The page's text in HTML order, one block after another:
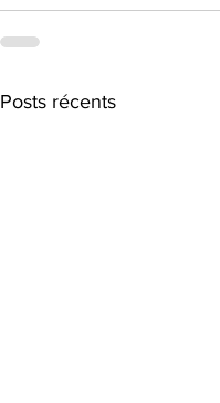
Posts récents